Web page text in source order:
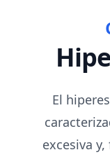
El
excesiva